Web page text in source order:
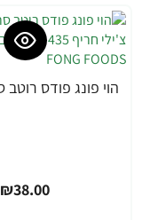
₪38.00